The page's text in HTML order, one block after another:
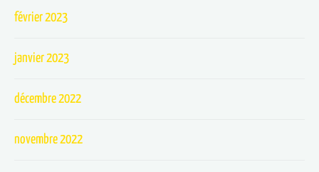
février 2023
janvier 2023
décembre 2022
novembre 2022